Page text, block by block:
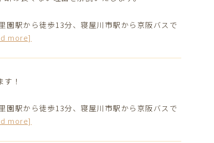
園駅から徒歩13分、寝屋川市駅から京阪バスで
more]
！
園駅から徒歩13分、寝屋川市駅から京阪バスで
more]